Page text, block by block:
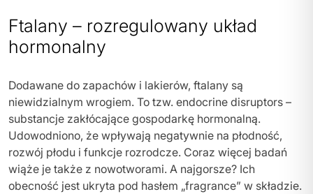
Ftalany – rozregulowany układ
hormonalny
Dodawane do zapachów i lakierów, ftalany są
niewidzialnym wrogiem. To tzw. endocrine disruptors –
substancje zakłócające gospodarkę hormonalną.
Udowodniono, że wpływają negatywnie na płodność,
rozwój płodu i funkcje rozrodcze. Coraz więcej badań
wiąże je także z nowotworami. A najgorsze? Ich
obecność jest ukryta pod hasłem „fragrance” w składzie.